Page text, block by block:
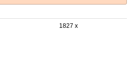
1827 x